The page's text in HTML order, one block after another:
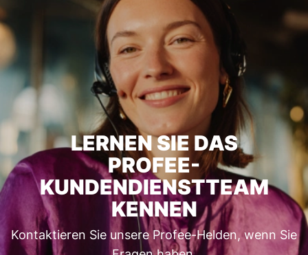
LERNEN SIE DAS
PROFEE-
KUNDENDIENSTTEAM
KENNEN
Kontaktieren Sie unsere Profee-Helden, wenn Sie